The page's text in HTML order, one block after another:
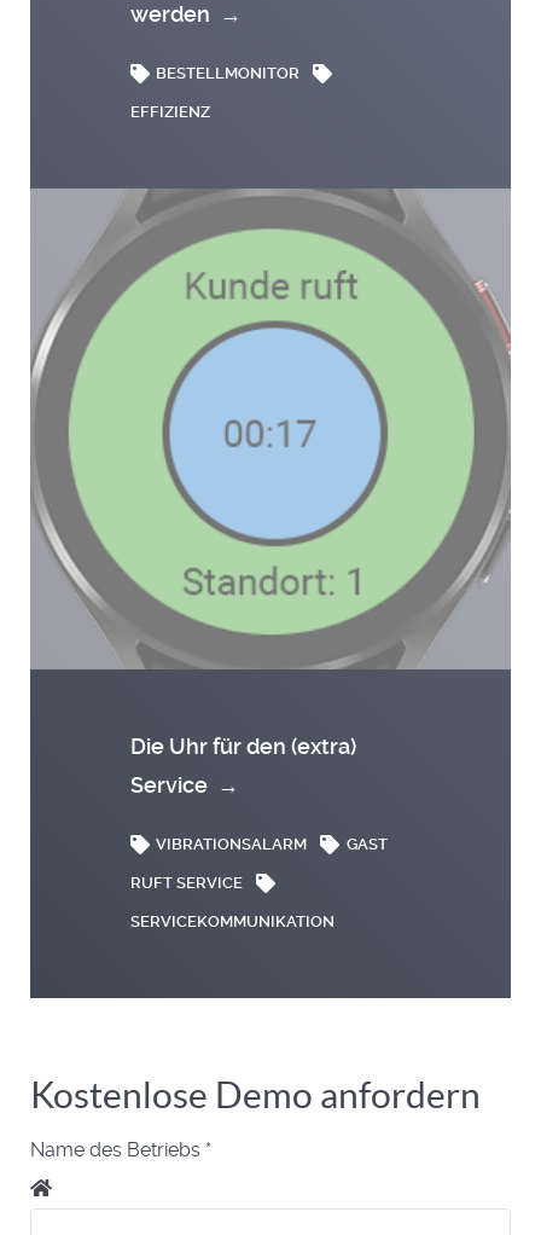
werden →
BESTELLMONITOR
EFFIZIENZ
Die Uhr für den (extra)
Service →
VIBRATIONSALARM GAST
RUFT SERVICE
SERVICEKOMMUNIKATION
Kostenlose Demo anfordern
Name des Betriebs *